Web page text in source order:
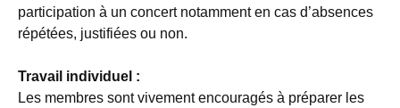
participation à un concert notamment en cas d’absences
répétées, justifiées ou non.
Travail individuel :
Les membres sont vivement encouragés à préparer les